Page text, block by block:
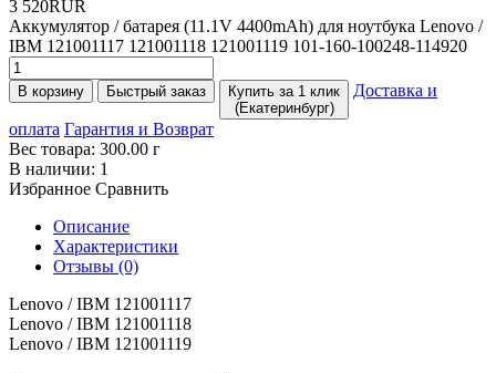
3 520RUR
Аккумулятор / батарея (11.1V 4400mAh) для ноутбука Lenovo /
IBM 121001117 121001118 121001119 101-160-100248-114920
В корзину Быстрый заказ
Купить за 1 клик
(Екатеринбург)
Доставка и
оплата Гарантия и Возврат
Вес товара: 300.00 г
В наличии: 1
Избранное Сравнить
Описание
Характеристики
Отзывы (0)
Lenovo / IBM 121001117
Lenovo / IBM 121001118
Lenovo / IBM 121001119